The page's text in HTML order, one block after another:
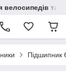
та
Підшипник